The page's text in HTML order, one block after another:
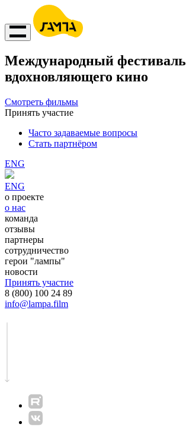
Международный фестиваль
вдохновляющего кино
Смотреть фильмы
Принять участие
Часто задаваемые вопросы
Стать партнёром
ENG
ENG
о проекте
о нас
команда
отзывы
партнеры
сотрудничество
герои "лампы"
новости
Принять участие
8 (800) 100 24 89
info@lampa.film